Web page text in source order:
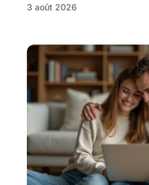
3 août 2026